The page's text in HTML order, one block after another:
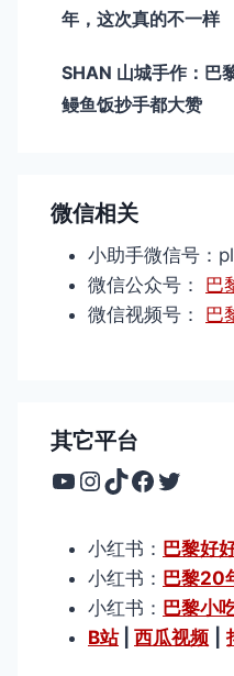
年，这次真的不一样
SHAN 山城手作：巴
鳗鱼饭抄手都大赞
微信相关
小助手微信号：
微信公众号： 巴
微信视频号： 巴
其它平台
YouTube
Instagram
TikTok
Facebook
Twitter
小红书： 巴黎好
小红书： 巴黎20
小红书： 巴黎小
B站| 西瓜视频